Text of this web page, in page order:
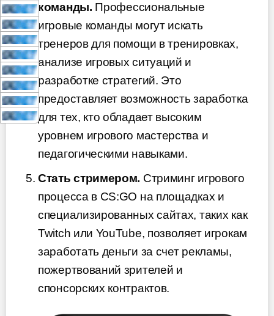
команды. Профессиональные
игровые команды могут искать
тренеров для помощи в тренировках,
анализе игровых ситуаций и
разработке стратегий. Это
предоставляет возможность заработка
для тех, кто обладает высоким
уровнем игрового мастерства и
педагогическими навыками.
Стать стримером. Стриминг игрового
процесса в CS:GO на площадках и
специализированных сайтах, таких как
Twitch или YouTube, позволяет игрокам
заработать деньги за счет рекламы,
пожертвований зрителей и
спонсорских контрактов.